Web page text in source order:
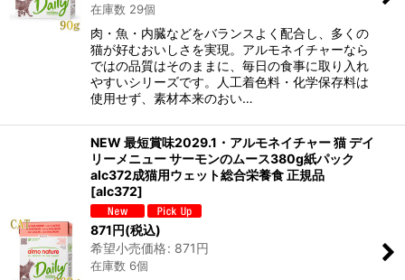
在庫数 29個
肉・魚・内臓などをバランスよく配合し、多くの
猫が好むおいしさを実現。アルモネイチャーなら
ではの品質はそのままに、毎日の食事に取り入れ
やすいシリーズです。人工着色料・化学保存料は
使用せず、素材本来のおい…
NEW 最短賞味2029.1・アルモネイチャー 猫 デイ
リーメニュー サーモンのムース380g紙パック
alc372成猫用ウェット総合栄養食 正規品
[alc372]
871円(税込)
希望小売価格: 871円
在庫数 6個